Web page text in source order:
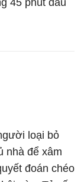
45 phút đầu
loại bỏ
nhà để xâm
đoán chéo